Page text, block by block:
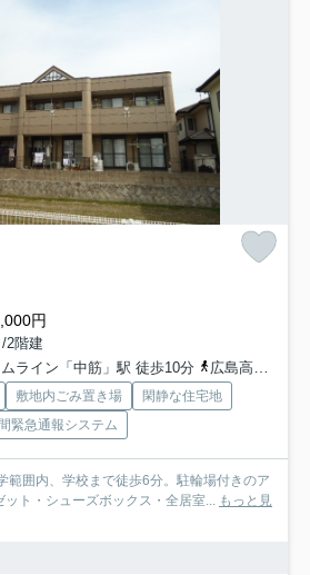
円
2階建
ライン「中筋」駅 徒歩10分
広島高速交通アストラムライン「西原」駅 徒歩13分
敷地内ごみ置き場
閑静な住宅地
緊急通報システム
範囲内、学校まで徒歩6分。駐輪場付きのア
ト・シューズボックス・全居室... もっと見